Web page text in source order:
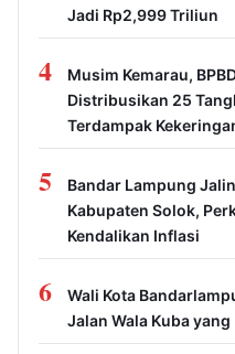
Jadi Rp2,999 Triliun
4
Musim Kemarau,
Distribusikan 25
Terdampak
5
Bandar Lampung
Kabupaten Solok,
Kendalikan Inflasi
6
Wali Kota
Jalan Wala Kuba